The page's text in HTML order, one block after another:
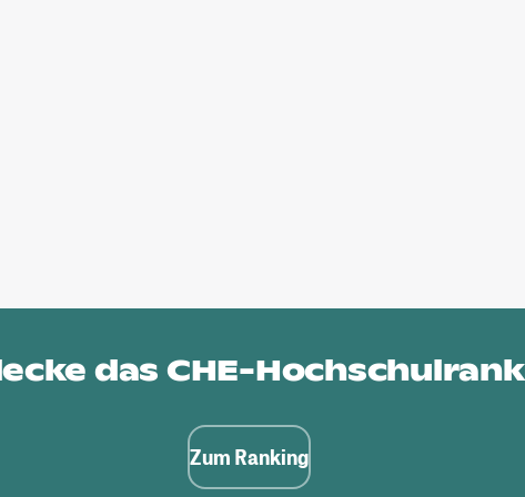
das CHE-
Zum Ranking